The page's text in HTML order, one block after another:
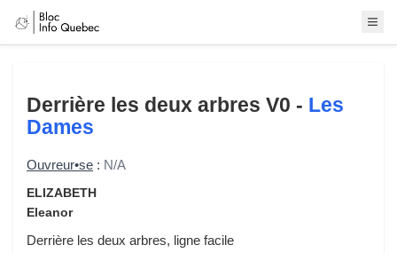
Derrière les deux arbres V0 - Les
Dames
Ouvreur•se : N/A
ELIZABETH
Eleanor
Derrière les deux arbres, ligne facile